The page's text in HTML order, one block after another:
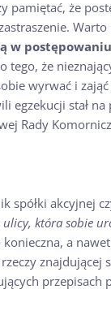
pamiętać, że
w
tego, że
wyrwać i
stał
Rady
spółki akcyjnej
ulicy, która sobie
a
przepisach